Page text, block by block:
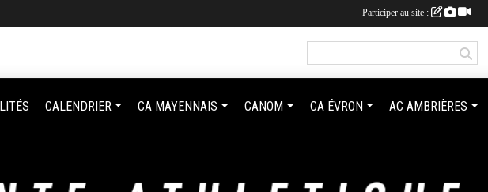
CALENDRIER CA MAYENNAIS CANOM CA ÉVRON AC AMBRIÈRES
Participer au site :